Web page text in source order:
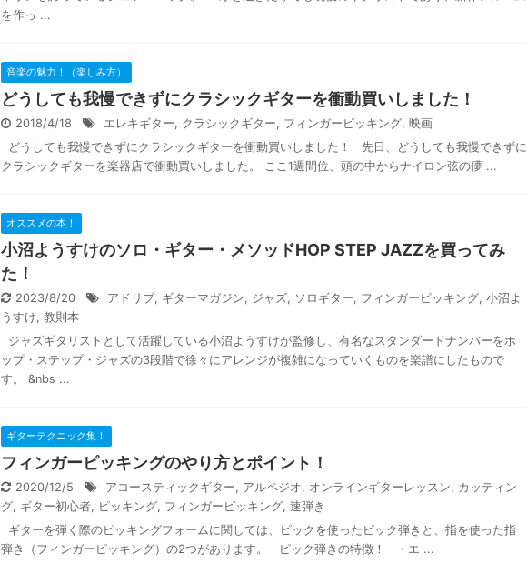
を作っ ...
音楽の魅力！（楽しみ方）
どうしても我慢できずにクラシックギターを衝動買いしました！
2018/4/18 エレキギター, クラシックギター, フィンガーピッキング, 映画
どうしても我慢できずにクラシックギターを衝動買いしました！ 先日、どうしても我慢できずに
クラシックギターを楽器店で衝動買いしました。 ここ1週間位、頭の中からナイロン弦の儚 ...
オススメの本！
小沼ようすけのソロ・ギター・メソッドHOP STEP JAZZを買ってみ
た！
2023/8/20 アドリブ, ギターマガジン, ジャズ, ソロギター, フィンガーピッキング, 小沼よ
うすけ, 教則本
ジャズギタリストとして活躍している小沼ようすけが監修し、有名なスタンダードナンバーをホ
ップ・ステップ・ジャズの3段階で徐々にアレンジが複雑になっていくものを楽譜にしたもので
す。 &nbs ...
ギターテクニック集！
フィンガーピッキングのやり方とポイント！
2020/12/5 アコースティックギター, アルペジオ, オンラインギターレッスン, カッティン
グ, ギター初心者, ピッキング, フィンガーピッキング, 速弾き
ギターを弾く際のピッキングフォームに関しては、ピックを使ったピック弾きと、指を使った指
弾き（フィンガーピッキング）の2つがあります。 ピック弾きの特徴！ ・エ ...